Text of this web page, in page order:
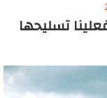
تسليحها